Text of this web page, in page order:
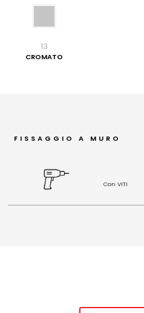
13
CROMATO
FISSAGGIO A MURO
Con VITI